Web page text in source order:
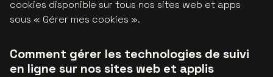
cookies disponible sur tous nos sites web et apps
sous « Gérer mes cookies ».
Comment gérer les technologies de suivi
en ligne sur nos sites web et applis